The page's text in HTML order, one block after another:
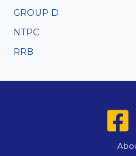
GROUP D
NTPC
RRB